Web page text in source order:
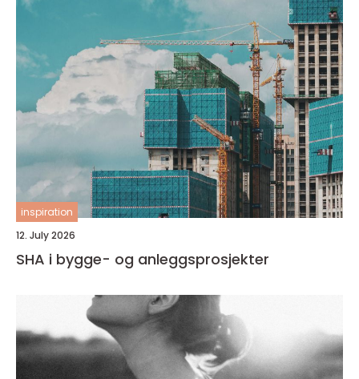
inspiration
12. July 2026
SHA i bygge- og anleggsprosjekter